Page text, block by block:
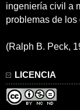
ingeniería civil a
problemas de los
(Ralph B. Peck,
LICENCIA